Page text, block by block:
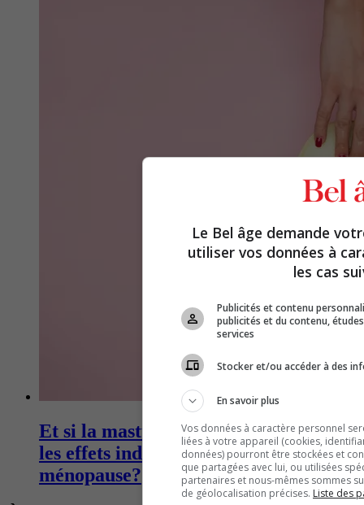
Et si la masturbation pouvait réduire
les effets indésirables de la
ménopause?
Le Bel âge demande
utiliser vos données à
les cas
Publicités et contenu
publicités et du contenu,
services
Stocker et/ou accéder à des
En savoir plus
Vos données à caractère personnel
liées à votre appareil (cookies,
données) pourront être stockées et
que partagées avec lui, ou utilisées
partenaires et nous-mêmes sommes
de géolocalisation précises. Liste des